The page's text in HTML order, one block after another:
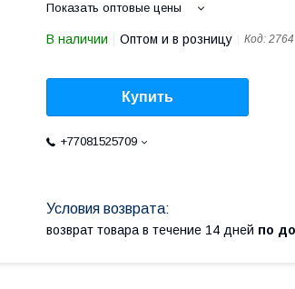
Показать оптовые цены
В наличии Оптом и в розницу Код: 2764
Купить
+77081525709
возврат товара в течение 14 дней по